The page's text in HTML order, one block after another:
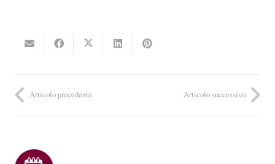
Articolo precedente Articolo successivo